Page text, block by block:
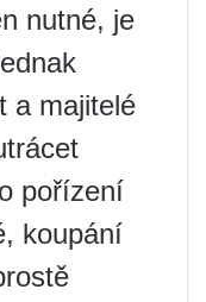
nutné, je
a majitelé
pořízení
koupání